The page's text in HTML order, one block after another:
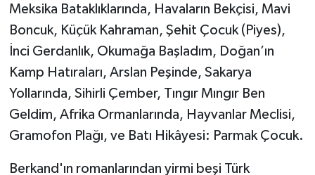
Meksika Bataklıklarında, Havaların Bekçisi, Mavi
Boncuk, Küçük Kahraman, Şehit Çocuk (Piyes),
İnci Gerdanlık, Okumağa Başladım, Doğan’ın
Kamp Hatıraları, Arslan Peşinde, Sakarya
Yollarında, Sihirli Çember, Tıngır Mıngır Ben
Geldim, Afrika Ormanlarında, Hayvanlar Meclisi,
Gramofon Plağı, ve Batı Hikâyesi: Parmak Çocuk.
Berkand'ın romanlarından yirmi beşi Türk